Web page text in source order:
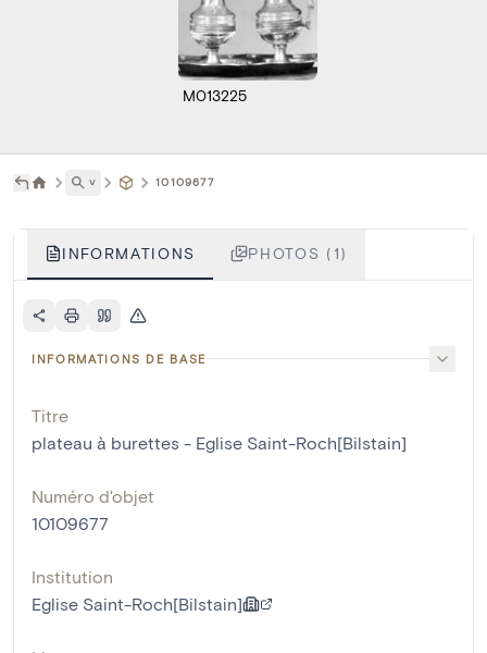
M013225
˅ 10109677
INFORMATIONS PHOTOS (1)
INFORMATIONS DE BASE
Titre
plateau à burettes - Eglise Saint-Roch[Bilstain]
Numéro d'objet
10109677
Institution
Eglise Saint-Roch[Bilstain]